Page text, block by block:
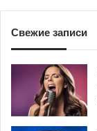
Свежие записи